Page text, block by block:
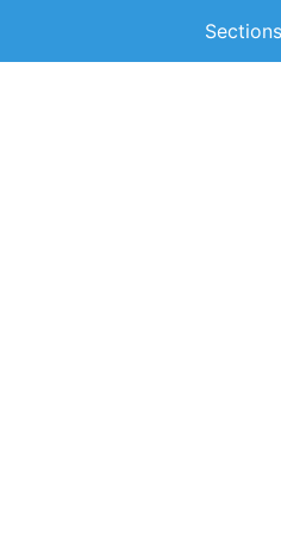
Sections